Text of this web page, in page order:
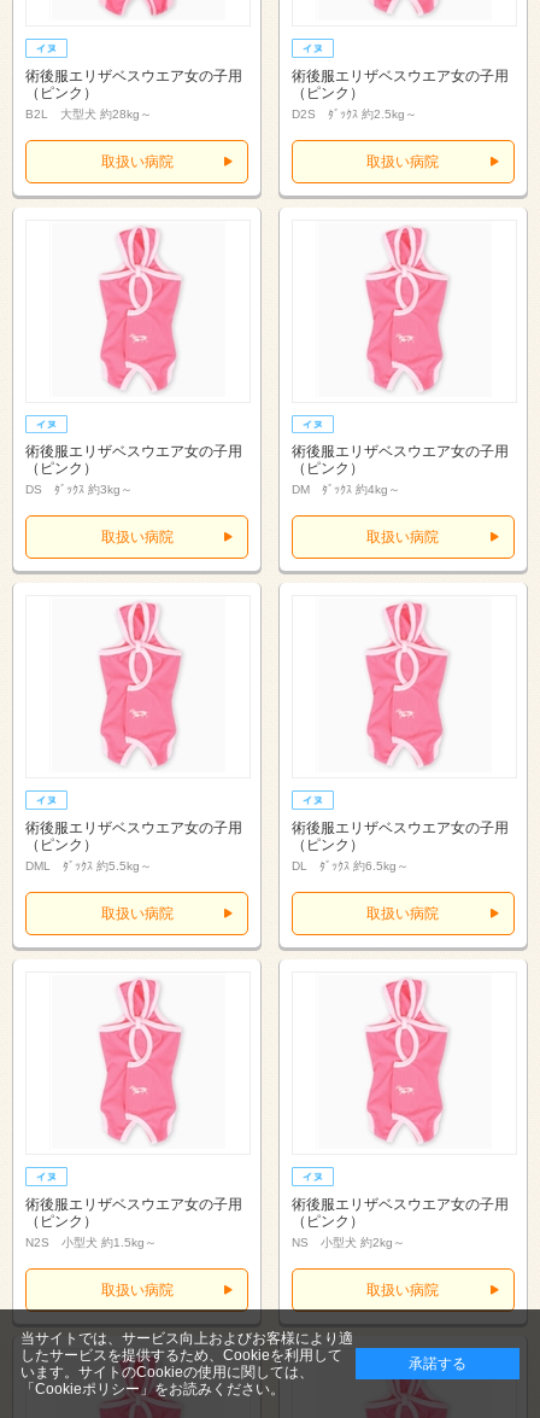
術後服エリザベスウエア女の子用
（ピンク）
B2L 大型犬 約28kg～
取扱い病院
術後服エリザベスウエア女の子用
（ピンク）
D2S ﾀﾞｯｸｽ 約2.5kg～
取扱い病院
術後服エリザベスウエア女の子用
（ピンク）
DS ﾀﾞｯｸｽ 約3kg～
取扱い病院
術後服エリザベスウエア女の子用
（ピンク）
DM ﾀﾞｯｸｽ 約4kg～
取扱い病院
術後服エリザベスウエア女の子用
（ピンク）
DML ﾀﾞｯｸｽ 約5.5kg～
取扱い病院
術後服エリザベスウエア女の子用
（ピンク）
DL ﾀﾞｯｸｽ 約6.5kg～
取扱い病院
術後服エリザベスウエア女の子用
（ピンク）
N2S 小型犬 約1.5kg～
取扱い病院
術後服エリザベスウエア女の子用
（ピンク）
NS 小型犬 約2kg～
取扱い病院
当サイトでは、サービス向上およびお客様により適
したサービスを提供するため、Cookieを利用して
います。サイトのCookieの使用に関しては、
「Cookieポリシー」をお読みください。
承諾する